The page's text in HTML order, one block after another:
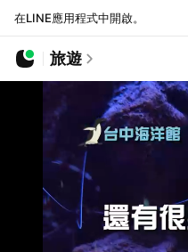
在LINE應用程式中開啟。
旅遊